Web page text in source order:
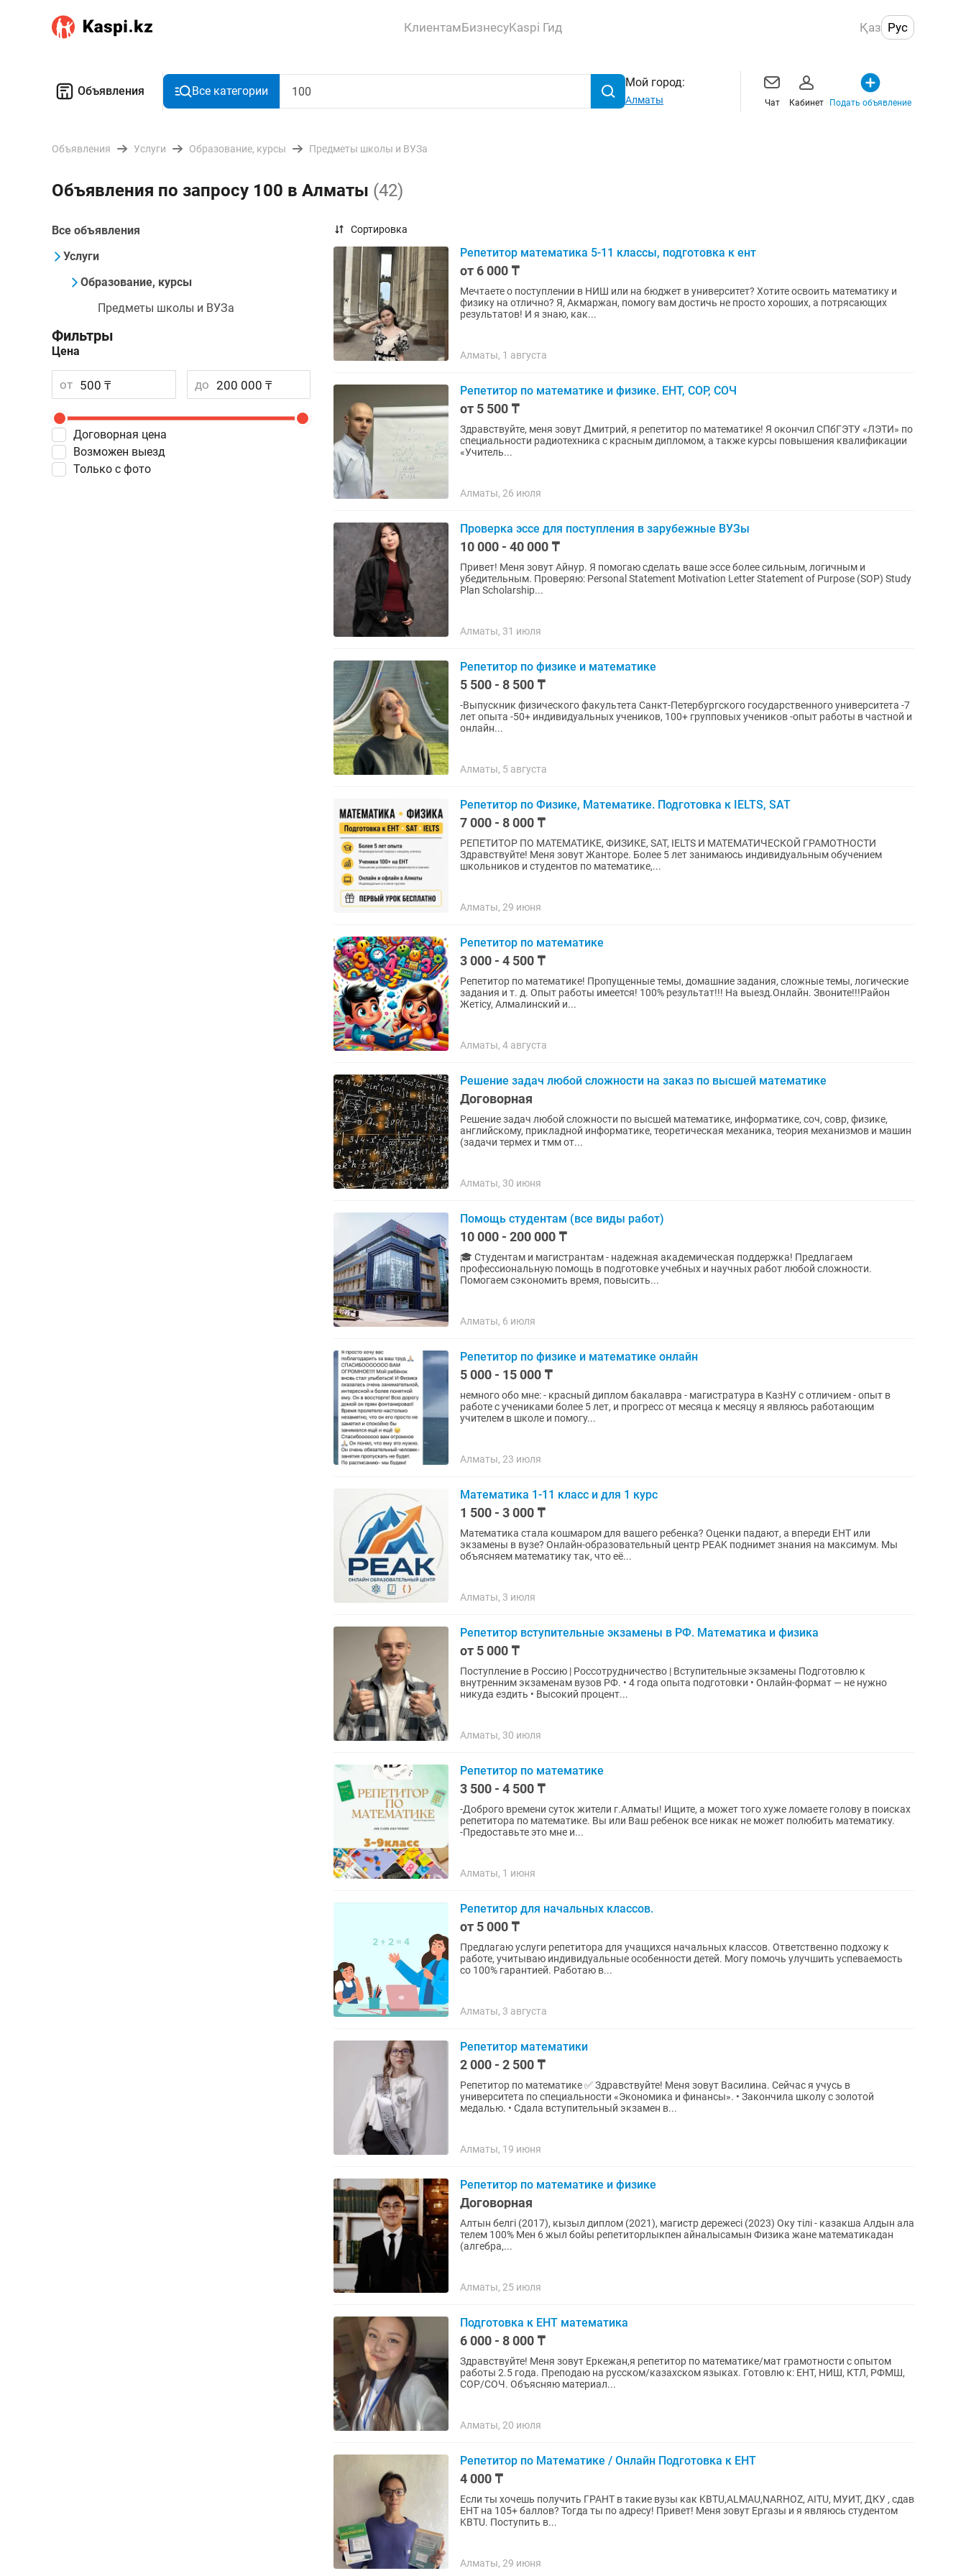
КлиентамБизнесуKaspi Гид Қаз Рус
Объявления Все категории
Мой город:
Алматы Чат Кабинет Подать объявление
Объявления Услуги Образование, курсы Предметы школы и ВУЗа
Объявления по запросу 100 в Алматы (42)
Все объявления
Услуги
Образование, курсы
Предметы школы и ВУЗа
Фильтры
Цена
от до
Договорная цена
Возможен выезд
Только с фото
Сортировка
Репетитор математика 5-11 классы, подготовка к ент
от 6 000 ₸
Мечтаете о поступлении в НИШ или на бюджет в университет? Хотите освоить математику и
физику на отлично? Я, Акмаржан, помогу вам достичь не просто хороших, а потрясающих
результатов! И я знаю, как...
Алматы, 1 августа
Репетитор по математике и физике. ЕНТ, СОР, СОЧ
от 5 500 ₸
Здравствуйте, меня зовут Дмитрий, я репетитор по математике! Я окончил СПбГЭТУ «ЛЭТИ» по
специальности радиотехника с красным дипломом, а также курсы повышения квалификации
«Учитель...
Алматы, 26 июля
Проверка эссе для поступления в зарубежные ВУЗы
10 000 - 40 000 ₸
Привет! Меня зовут Айнур. Я помогаю сделать ваше эссе более сильным, логичным и
убедительным. Проверяю: Personal Statement Motivation Letter Statement of Purpose (SOP) Study
Plan Scholarship...
Алматы, 31 июля
Репетитор по физике и математике
5 500 - 8 500 ₸
-Выпускник физического факультета Санкт-Петербургского государственного университета -7
лет опыта -50+ индивидуальных учеников, 100+ групповых учеников -опыт работы в частной и
онлайн...
Алматы, 5 августа
Репетитор по Физике, Математике. Подготовка к IELTS, SAT
7 000 - 8 000 ₸
РЕПЕТИТОР ПО МАТЕМАТИКЕ, ФИЗИКЕ, SAT, IELTS И МАТЕМАТИЧЕСКОЙ ГРАМОТНОСТИ
Здравствуйте! Меня зовут Жанторе. Более 5 лет занимаюсь индивидуальным обучением
школьников и студентов по математике,...
Алматы, 29 июня
Репетитор по математике
3 000 - 4 500 ₸
Репетитор по математике! Пропущенные темы, домашние задания, сложные темы, логические
задания и т. д. Опыт работы имеется! 100% результат!!! На выезд.Онлайн. Звоните!!!Район
Жетісу, Алмалинский и...
Алматы, 4 августа
Решение задач любой сложности на заказ по высшей математике
Договорная
Решение задач любой сложности по высшей математике, информатике, соч, совр, физике,
английскому, прикладной информатике, теоретическая механика, теория механизмов и машин
(задачи термех и тмм от...
Алматы, 30 июня
Помощь студентам (все виды работ)
10 000 - 200 000 ₸
🎓 Студентам и магистрантам - надежная академическая поддержка! Предлагаем
профессиональную помощь в подготовке учебных и научных работ любой сложности.
Помогаем сэкономить время, повысить...
Алматы, 6 июля
Репетитор по физике и математике онлайн
5 000 - 15 000 ₸
немного обо мне: - красный диплом бакалавра - магистратура в КазНУ с отличием - опыт в
работе с учениками более 5 лет, и прогресс от месяца к месяцу я являюсь работающим
учителем в школе и помогу...
Алматы, 23 июля
Математика 1-11 класс и для 1 курс
1 500 - 3 000 ₸
Математика стала кошмаром для вашего ребенка? Оценки падают, а впереди ЕНТ или
экзамены в вузе? Онлайн-образовательный центр PEAK поднимет знания на максимум. Мы
объясняем математику так, что её...
Алматы, 3 июля
Репетитор вступительные экзамены в РФ. Математика и физика
от 5 000 ₸
Поступление в Россию | Россотрудничество | Вступительные экзамены Подготовлю к
внутренним экзаменам вузов РФ. • 4 года опыта подготовки • Онлайн-формат — не нужно
никуда ездить • Высокий процент...
Алматы, 30 июля
Репетитор по математике
3 500 - 4 500 ₸
-Доброго времени суток жители г.Алматы! Ищите, а может того хуже ломаете голову в поисках
репетитора по математике. Вы или Ваш ребенок все никак не может полюбить математику.
-Предоставьте это мне и...
Алматы, 1 июня
Репетитор для начальных классов.
от 5 000 ₸
Предлагаю услуги репетитора для учащихся начальных классов. Ответственно подхожу к
работе, учитываю индивидуальные особенности детей. Могу помочь улучшить успеваемость
со 100% гарантией. Работаю в...
Алматы, 3 августа
Репетитор математики
2 000 - 2 500 ₸
Репетитор по математике ✅ Здравствуйте! Меня зовут Василина. Сейчас я учусь в
университета по специальности «Экономика и финансы». • Закончила школу с золотой
медалью. • Сдала вступительный экзамен в...
Алматы, 19 июня
Репетитор по математике и физике
Договорная
Алтын белгі (2017), кызыл диплом (2021), магистр дережесі (2023) Оку тілі - казакша Алдын ала
телем 100% Мен 6 жыл бойы репетиторлыкпен айналысамын Физика жане математикадан
(алгебра,...
Алматы, 25 июля
Подготовка к ЕНТ математика
6 000 - 8 000 ₸
Здравствуйте! Меня зовут Еркежан,я репетитор по математике/мат грамотности с опытом
работы 2.5 года. Преподаю на русском/казахском языках. Готовлю к: ЕНТ, НИШ, КТЛ, РФМШ,
СОР/СОЧ. Объясняю материал...
Алматы, 20 июля
Репетитор по Математике / Онлайн Подготовка к ЕНТ
4 000 ₸
Если ты хочешь получить ГРАНТ в такие вузы как KBTU,ALMAU,NARHOZ, AITU, МУИТ, ДКУ , сдав
ЕНТ на 105+ баллов? Тогда ты по адресу! Привет! Меня зовут Ергазы и я являюсь студентом
KBTU. Поступить в...
Алматы, 29 июня